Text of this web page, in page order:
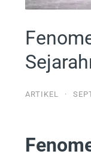
ARTIKEL ·